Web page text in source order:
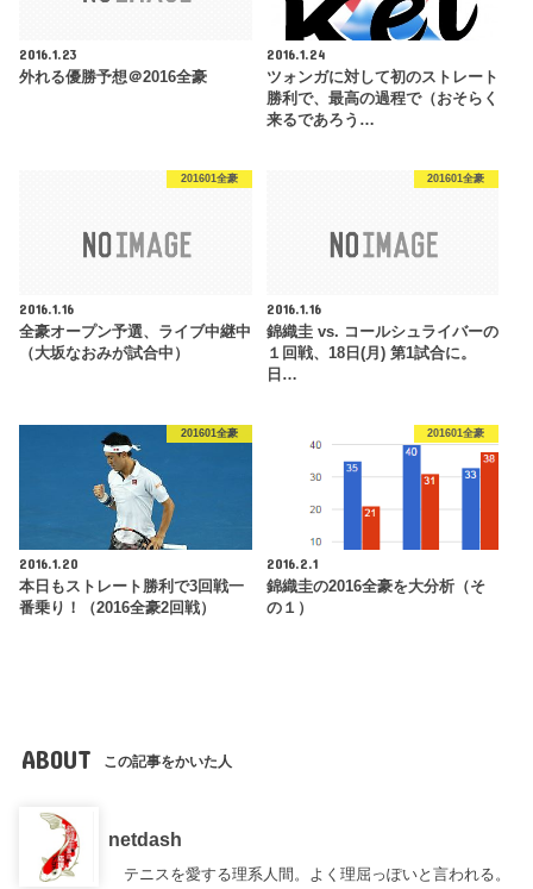
2016.1.23
外れる優勝予想＠2016全豪
2016.1.24
ツォンガに対して初のストレート
勝利で、最高の過程で（おそらく
来るであろう…
201601全豪
2016.1.16
全豪オープン予選、ライブ中継中
（大坂なおみが試合中）
201601全豪
2016.1.16
錦織圭 vs. コールシュライバーの
１回戦、18日(月) 第1試合に。
日…
201601全豪
2016.1.20
本日もストレート勝利で3回戦一
番乗り！（2016全豪2回戦）
201601全豪
2016.2.1
錦織圭の2016全豪を大分析（そ
の１）
ABOUT この記事をかいた人
netdash
テニスを愛する理系人間。よく理屈っぽいと言われる。